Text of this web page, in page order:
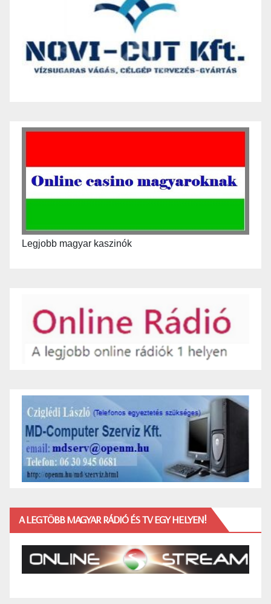
Legjobb magyar kaszinók
A LEGTÖBB MAGYAR RÁDIÓ ÉS TV EGY HELYEN!